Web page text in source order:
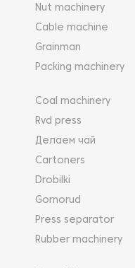
Nut machinery
Cable machine
Grainman
Packing machinery
Coal machinery
Rvd press
Делаем чай
Cartoners
Drobilki
Gornorud
Press separator
Rubber machinery